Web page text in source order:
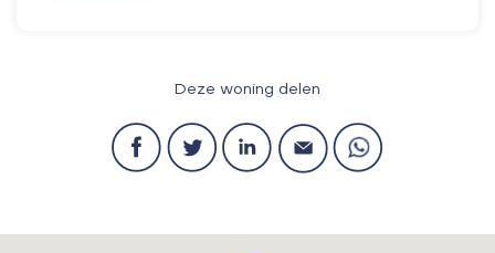
Deze woning delen